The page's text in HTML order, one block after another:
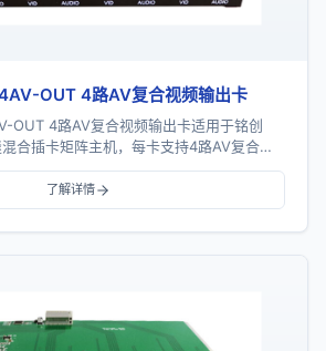
OUT 4路AV复合视频输出卡
OUT 4路AV复合视频输出卡适用于铭创
合插卡矩阵主机，每卡支持4路AV复合视
及音...
了解详情